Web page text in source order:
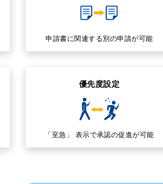
申請書に関連する別の申請が可能
優先度設定
「至急」 表示で承認の促進が可能